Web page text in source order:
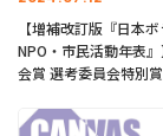
【増補改訂版『日本
NPO・市民活動年表
会賞 選考委員会特別賞